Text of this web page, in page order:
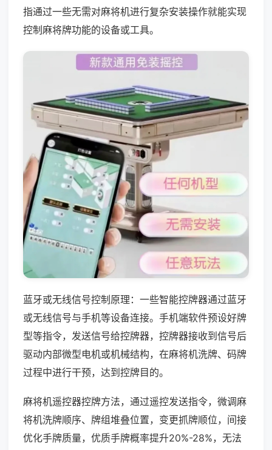
指通过一些无需对麻将机进行复杂安装操作就能实现
控制麻将牌功能的设备或工具。
蓝牙或无线信号控制原理：一些智能控牌器通过蓝牙
或无线信号与手机等设备连接。手机端软件预设好牌
型等指令，发送信号给控牌器，控牌器接收到信号后
驱动内部微型电机或机械结构，在麻将机洗牌、码牌
过程中进行干预，达到控牌目的。
麻将机遥控器控牌方法，通过遥控发送指令，微调麻
将机洗牌顺序、牌组堆叠位置，变更抓牌顺位，间接
优化手牌质量，优质手牌概率提升20%-28%，无法